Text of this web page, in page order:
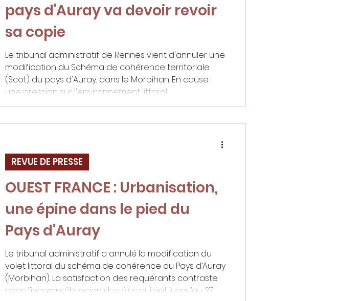
pays d'Auray va devoir revoir
sa copie
Le tribunal administratif de Rennes vient d'annuler une
modification du Schéma de cohérence territoriale
(Scot) du pays d'Auray, dans le Morbihan. En cause :
une pression sur l'environnement littoral
insuffisamment prise en compte.
OUEST FRANCE : Urbanisation,
une épine dans le pied du
Pays d’Auray
Le tribunal administratif a annulé la modification du
volet littoral du schéma de cohérence du Pays d’Auray
(Morbihan). La satisfaction des requérants contraste
avec l’incompréhension des élus qui ont jusqu’au 27
REVUE DE PRESSE